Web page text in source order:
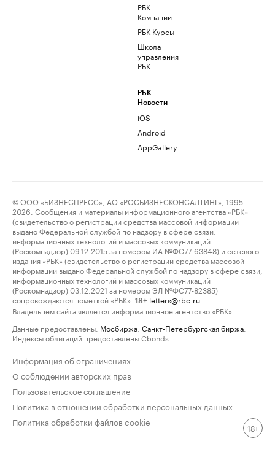
РБК
Компании
РБК Курсы
Школа
управления
РБК
РБК
Новости
iOS
Android
AppGallery
© ООО «БИЗНЕСПРЕСС», АО «РОСБИЗНЕСКОНСАЛТИНГ», 1995–
2026. Сообщения и материалы информационного агентства «РБК»
(свидетельство о регистрации средства массовой информации
выдано Федеральной службой по надзору в сфере связи,
информационных технологий и массовых коммуникаций
(Роскомнадзор) 09.12.2015 за номером ИА №ФС77-63848) и сетевого
издания «РБК» (свидетельство о регистрации средства массовой
информации выдано Федеральной службой по надзору в сфере связи,
информационных технологий и массовых коммуникаций
(Роскомнадзор) 03.12.2021 за номером ЭЛ №ФС77-82385)
сопровождаются пометкой «РБК».
18+ letters@rbc.ru
Владельцем сайта является информационное агентство «РБК».
Данные предоставлены: Мосбиржа Санкт-Петербургская биржа
Индексы облигаций предоставлены Cbonds.
Информация об ограничениях
О соблюдении авторских прав
Пользовательское соглашение
Политика в отношении обработки персональных данных
Политика обработки файлов cookie
18+